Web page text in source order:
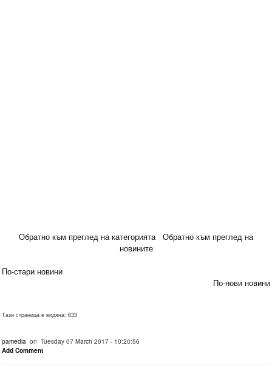
Обратно към преглед на категорията
Обратно към преглед на
новините
По-стари новини
По-нови новини
Тази страница е видяна: 633
pamedia on Tuesday 07 March 2017 - 10:20:56
Add Comment